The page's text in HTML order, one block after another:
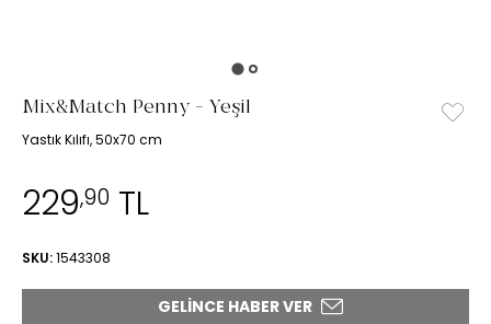
Mix&Match Penny - Yeşil
Yastık Kılıfı, 50x70 cm
229,90 TL
SKU:1543308
GELINCE HABER VER